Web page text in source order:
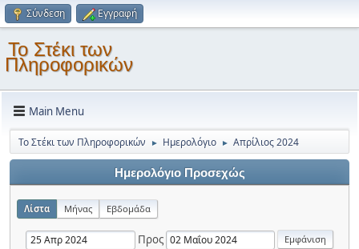
Σύνδεση Εγγραφή
Το Στέκι των
Πληροφορικών
Main Menu
Το Στέκι των Πληροφορικών ► Ημερολόγιο ► Απρίλιος 2024
Ημερολόγιο Προσεχώς
Λίστα Μήνας Εβδομάδα
Προς